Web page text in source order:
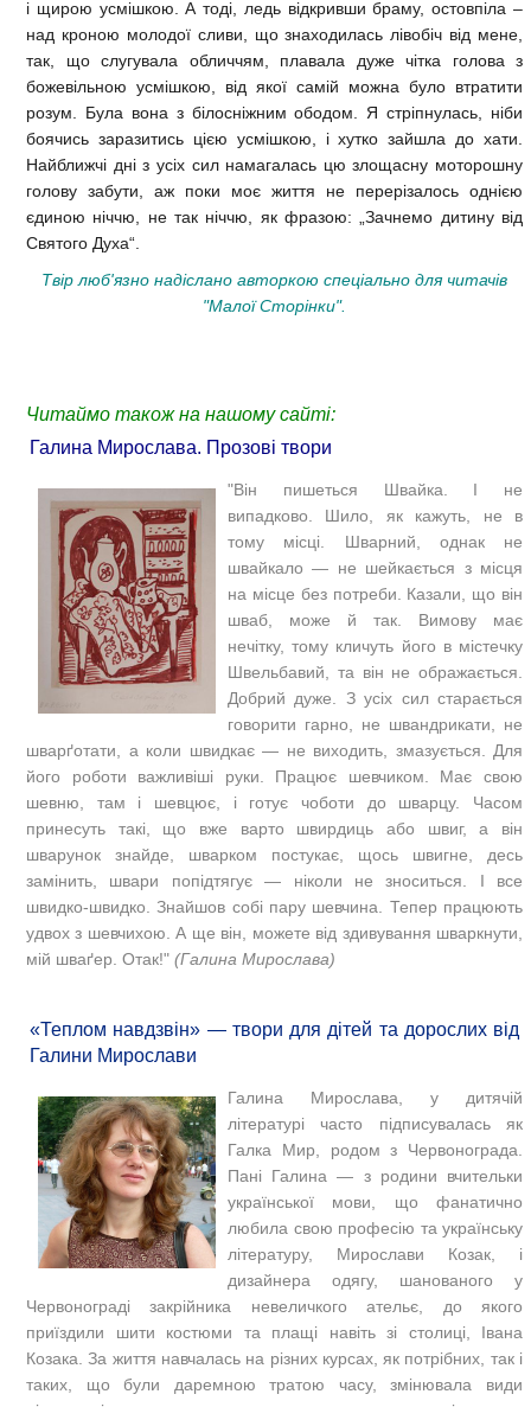
і щирою усмішкою. А тоді, ледь відкривши браму, остовпіла –
над кроною молодої сливи, що знаходилась лівобіч від мене,
так, що слугувала обличчям, плавала дуже чітка голова з
божевільною усмішкою, від якої самій можна було втратити
розум. Була вона з білосніжним ободом. Я стріпнулась, ніби
боячись заразитись цією усмішкою, і хутко зайшла до хати.
Найближчі дні з усіх сил намагалась цю злощасну моторошну
голову забути, аж поки моє життя не перерізалось однією
єдиною ніччю, не так ніччю, як фразою: „Зачнемо дитину від
Святого Духа“.
Твір люб'язно надіслано авторкою спеціально для читачів
"Малої Сторінки".
Читаймо також на нашому сайті:
Галина Мирослава. Прозові твори
"Він пишеться Швайка. І не
випадково. Шило, як кажуть, не в
тому місці. Шварний, однак не
швайкало — не шейкається з місця
на місце без потреби. Казали, що він
шваб, може й так. Вимову має
нечітку, тому кличуть його в містечку
Швельбавий, та він не ображається.
Добрий дуже. З усіх сил старається
говорити гарно, не швандрикати, не
шварґотати, а коли швидкає — не виходить, змазується. Для
його роботи важливіші руки. Працює шевчиком. Має свою
шевню, там і шевцює, і готує чоботи до шварцу. Часом
принесуть такі, що вже варто швирдиць або швиг, а він
шварунок знайде, шварком постукає, щось швигне, десь
замінить, швари попідтягує — ніколи не зноситься. І все
швидко-швидко. Знайшов собі пару шевчина. Тепер працюють
удвох з шевчихою. А ще він, можете від здивування шваркнути,
мій шваґер. Отак!" (Галина Мирослава)
«Теплом навдзвін» — твори для дітей та дорослих від
Галини Мирослави
Галина Мирослава, у дитячій
літературі часто підписувалась як
Галка Мир, родом з Червонограда.
Пані Галина — з родини вчительки
української мови, що фанатично
любила свою професію та українську
літературу, Мирослави Козак, і
дизайнера одягу, шанованого у
Червонограді закрійника невеличкого ательє, до якого
приїздили шити костюми та плащі навіть зі столиці, Івана
Козака. За життя навчалась на різних курсах, як потрібних, так і
таких, що були даремною тратою часу, змінювала види